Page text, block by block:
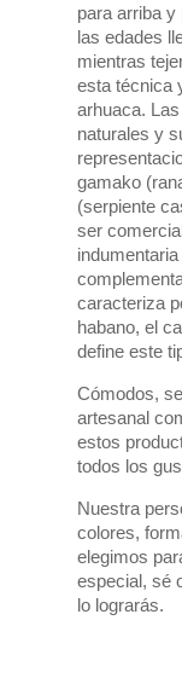
para arriba y
las edades
mientras
esta técnica
arhuaca.
naturales y
gamako
(serpiente
ser
caracteriza
habano, el
define este
Cómodos,
artesanal
estos
todos los
Nuestra
colores,
elegimos
especial, sé
lo lograrás.